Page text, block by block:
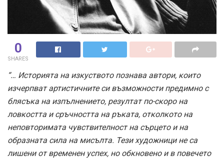
0
SHARES
“… Историята на изкуството познава автори, които
изчерпват артистичните си възможности предимно с
блясъка на изпълнението, резултат по-скоро на
ловкостта и сръчността на ръката, отколкото на
неповторимата чувствителност на сърцето и на
образната сила на мисълта. Тези художници не са
лишени от временен успех, но обкновено и в повечето